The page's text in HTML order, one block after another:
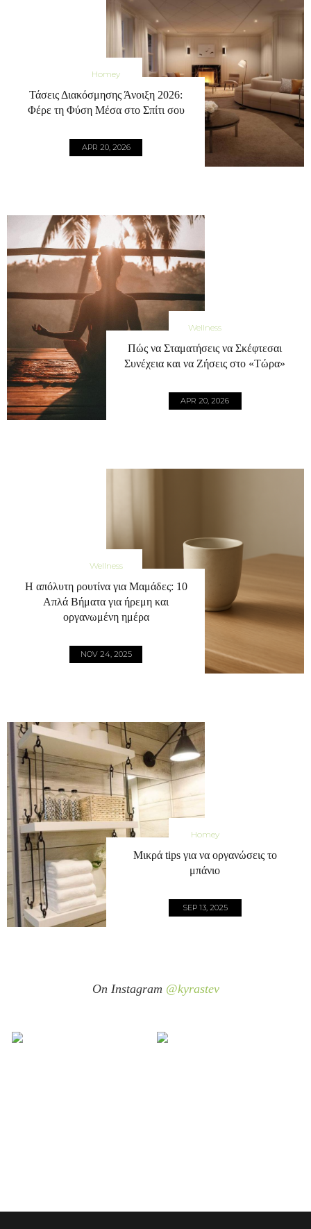
Homey
Τάσεις Διακόσμησης Άνοιξη 2026:
Φέρε τη Φύση Μέσα στο Σπίτι σου
APR 20, 2026
Wellness
Πώς να Σταματήσεις να Σκέφτεσαι
Συνέχεια και να Ζήσεις στο «Τώρα»
APR 20, 2026
Wellness
Η απόλυτη ρουτίνα για Μαμάδες: 10
Απλά Βήματα για ήρεμη και
οργανωμένη ημέρα
NOV 24, 2025
Homey
Μικρά tips για να οργανώσεις το
μπάνιο
SEP 13, 2025
On Instagram @kyrastev